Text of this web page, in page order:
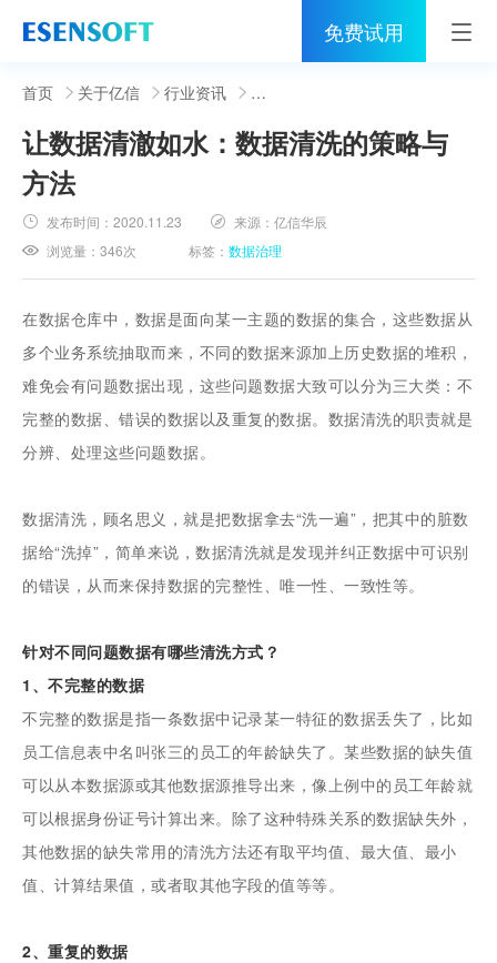
免费试用
首页
睿治
解决方案
伙伴
社区
关于亿信
400-0011-866
首页 关于亿信 行业资讯
让数据清澈如水：数据清洗的策略与
方法
发布时间：2020.11.23 来源：亿信华辰
浏览量：346次 标签：数据治理
在数据仓库中，数据是面向某一主题的数据的集合，这些数据从
多个业务系统抽取而来，不同的数据来源加上历史数据的堆积，
难免会有问题数据出现，这些问题数据大致可以分为三大类：不
完整的数据、错误的数据以及重复的数据。数据清洗的职责就是
分辨、处理这些问题数据。
数据清洗，顾名思义，就是把数据拿去“洗一遍”，把其中的脏数
据给“洗掉”，简单来说，数据清洗就是发现并纠正数据中可识别
的错误，从而来保持数据的完整性、唯一性、一致性等。
针对不同问题数据有哪些清洗方式？
1、不完整的数据
不完整的数据是指一条数据中记录某一特征的数据丢失了，比如
员工信息表中名叫张三的员工的年龄缺失了。某些数据的缺失值
可以从本数据源或其他数据源推导出来，像上例中的员工年龄就
可以根据身份证号计算出来。除了这种特殊关系的数据缺失外，
其他数据的缺失常用的清洗方法还有取平均值、最大值、最小
值、计算结果值，或者取其他字段的值等等。
2、重复的数据